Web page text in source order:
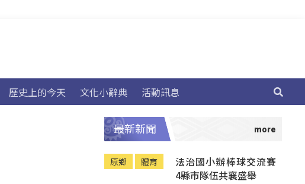
歷史上的今天 文化小辭典 活動訊息
最新新聞
原鄉 體育
法治國小辦棒球交流賽
4縣市隊伍共襄盛舉